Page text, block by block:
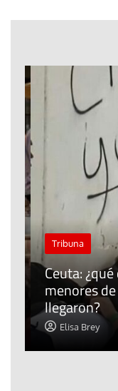
Tribuna
Ceuta: ¿qué
menores
llegaron?
Elisa Brey